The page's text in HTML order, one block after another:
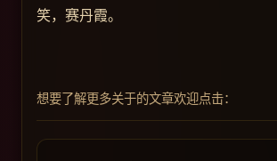
笑，赛丹霞。
想要了解更多关于的文章欢迎点击：